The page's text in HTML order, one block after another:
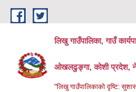
Skip to main content
लिखु गाउँपालिका, गाउँ
ओखलढुङ्गा, कोशी प्रदेश,
"लिखु गाउँपालिकाको दृष्टि: